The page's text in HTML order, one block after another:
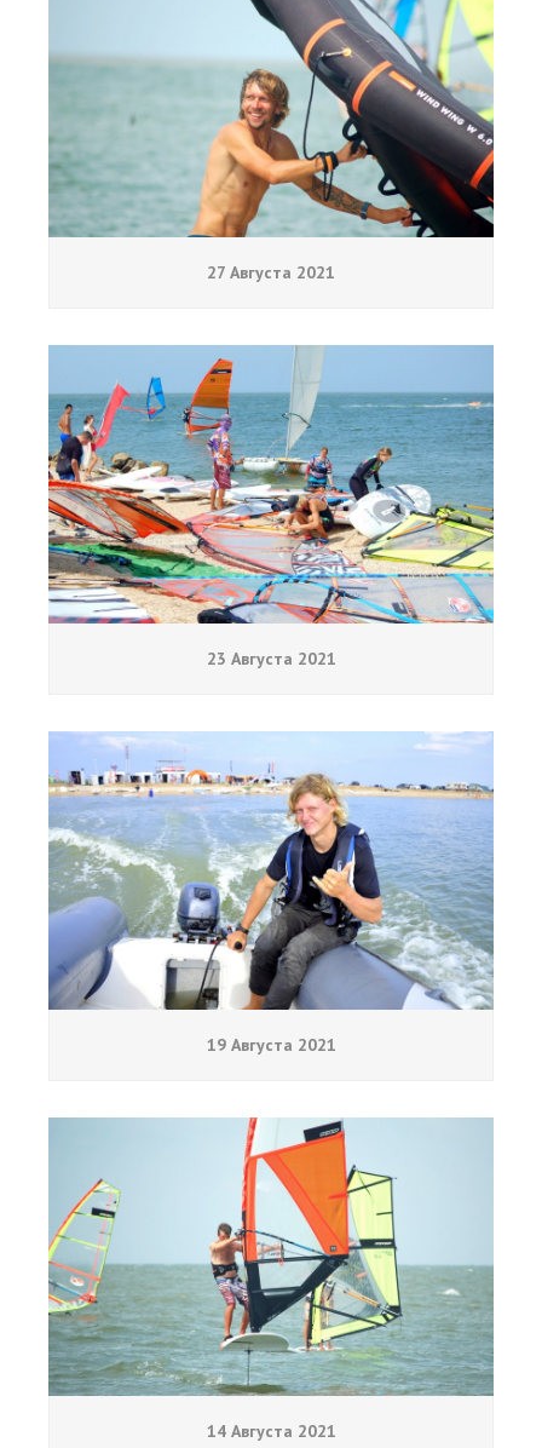
27 Августа 2021
23 Августа 2021
19 Августа 2021
14 Августа 2021